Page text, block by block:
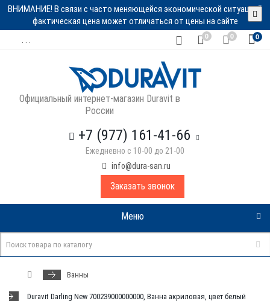
ВНИМАНИЕ! В связи с часто меняющейся экономической ситуацией
фактическая цена может отличаться от цены на сайте
0 0 0
Официальный интернет-магазин Duravit в
России
+7 (977) 161-41-66
Ежедневно с 10-00 до 21-00
info@dura-san.ru
Заказать звонок
Меню
Ванны
Duravit Darling New 700239000000000, Ванна акриловая, цвет белый